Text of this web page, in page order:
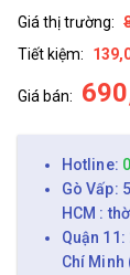
Giá thị trường:
Tiết kiệm:
Giá bán:
Hotline:
Gò Vấp:
HCM :
Quận
Chí Minh